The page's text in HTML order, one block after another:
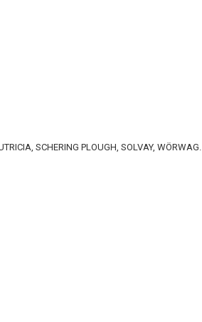
SCHERING PLOUGH, SOLVAY, WÖRWAG.